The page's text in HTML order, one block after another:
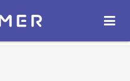
ОТКРЫТЬ